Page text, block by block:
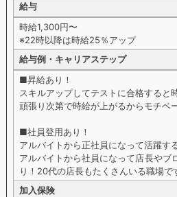
給与
時給1,300円〜
※22時以降は時給25％アップ
給与例・キャリアステップ
■昇給あり！
スキルアップしてテストに合格すると
頑張り次第で時給が上がるからモチベ
■社員登用あり！
アルバイトから正社員になって活躍す
アルバイトから社員になって店長やブ
り！20代の店長もたくさんいる職場で
加入保険